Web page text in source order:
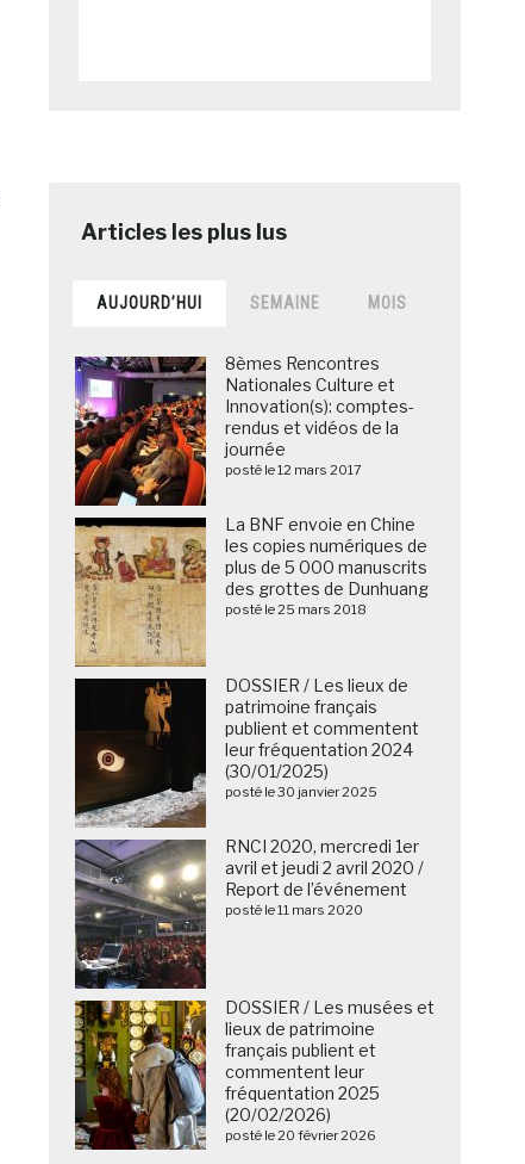
AUJOURD’HUI SEMAINE MOIS
8èmes Rencontres
Nationales Culture et
Innovation(s): comptes-
rendus et vidéos de la
journée
posté le 12 mars 2017
La BNF envoie en Chine
les copies numériques de
plus de 5 000 manuscrits
des grottes de Dunhuang
posté le 25 mars 2018
DOSSIER / Les lieux de
patrimoine français
publient et commentent
leur fréquentation 2024
(30/01/2025)
posté le 30 janvier 2025
RNCI 2020, mercredi 1er
avril et jeudi 2 avril 2020 /
Report de l’événement
posté le 11 mars 2020
DOSSIER / Les musées et
lieux de patrimoine
français publient et
commentent leur
fréquentation 2025
(20/02/2026)
posté le 20 février 2026